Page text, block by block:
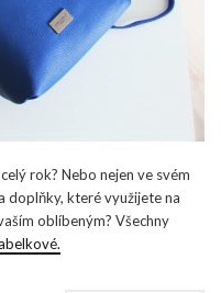
rok? Nebo nejen ve svém
doplňky, které využijete na
oblíbeným? Všechny